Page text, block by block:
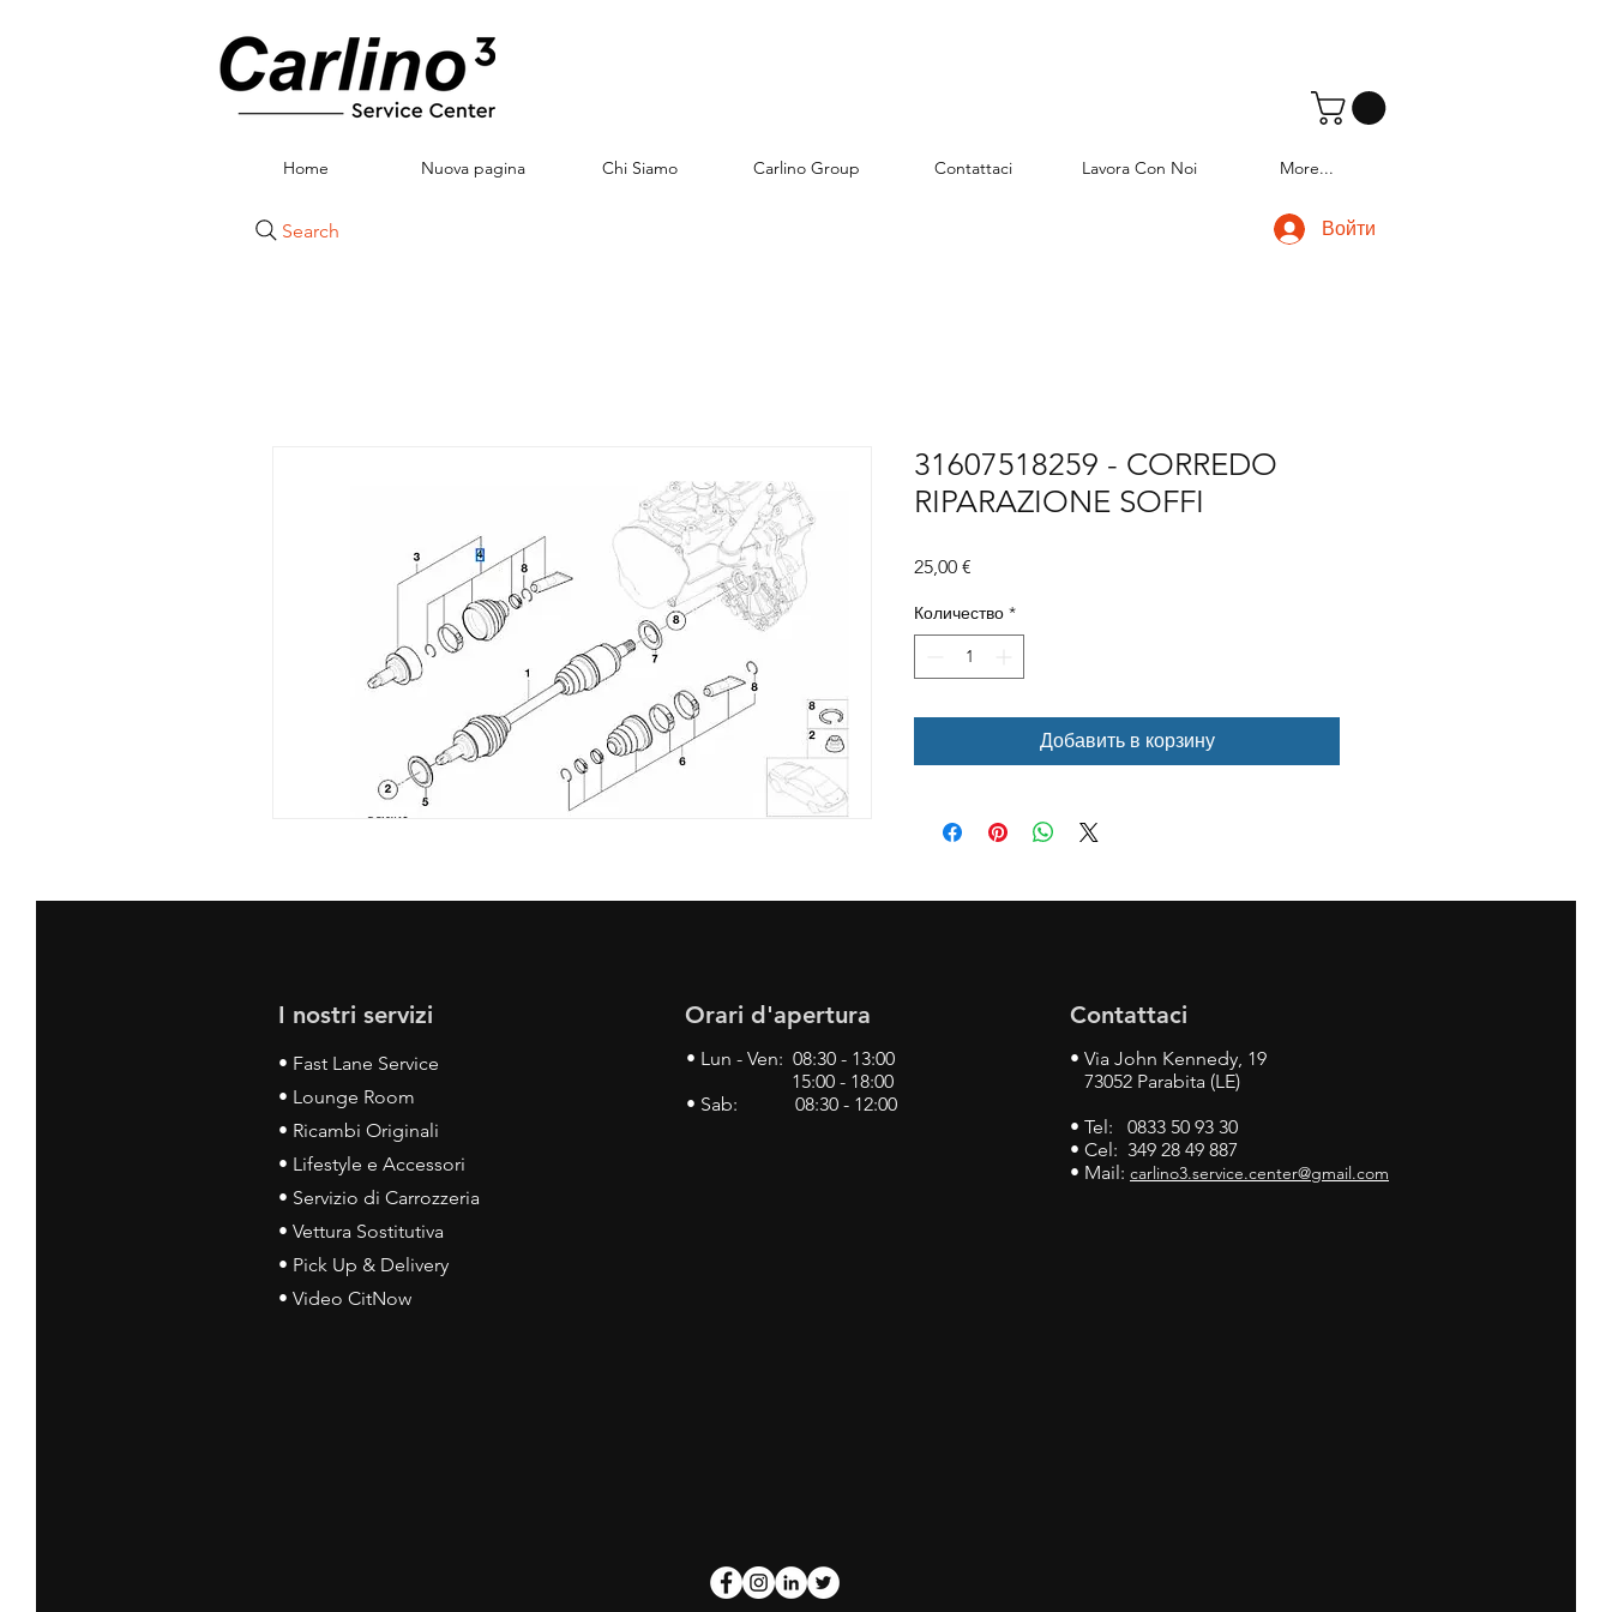
Home Nuova pagina Chi Siamo Carlino Group Contattaci Lavora Con Noi More...
Search Войти
31607518259 - CORREDO
RIPARAZIONE SOFFI
25,00 €
Количество *
Добавить в корзину
I nostri servizi
• Fast Lane Service
• Lounge Room
• Ricambi Originali
• Lifestyle e Accessori
• Servizio di Carrozzeria
• Vettura Sostitutiva
• Pick Up & Delivery
• Video CitNow
Orari d'apertura
• Lun - Ven: 08:30 - 13:00
15:00 - 18:00
• Sab: 08:30 - 12:00
Contattaci
• Via John Kennedy, 19
73052 Parabita (LE)
• Tel: 0833 50 93 30
• Cel: 349 28 49 887
• Mail: carlino3.service.center@gmail.com